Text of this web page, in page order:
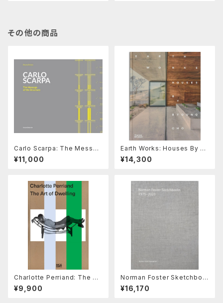
その他の商品
Carlo Scarpa: The Messag
e of the Structure
¥11,000
Earth Works: Houses By By
oung Cho
¥14,300
Charlotte Perriand: The Art
of Dwelling
¥9,900
Norman Foster Sketchboo
ks 1975-2020 （volume
0）
¥16,170